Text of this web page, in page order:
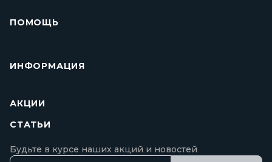
ПОМОЩЬ
ИНФОРМАЦИЯ
АКЦИИ
СТАТЬИ
Будьте в курсе наших акций и новостей